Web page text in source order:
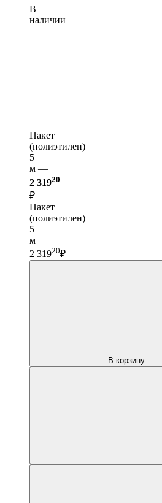
В
наличии
Пакет
(полиэтилен)
5
м —
2 31920
₽
Пакет
(полиэтилен)
5
м
2 31920₽
В корзину